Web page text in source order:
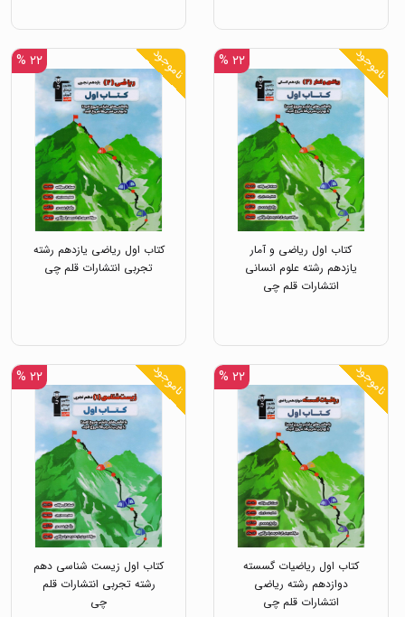
ناموجود ۲۲ %
کتاب اول ریاضی و آمار
یازدهم رشته علوم انسانی
انتشارات قلم چی
ناموجود ۲۲ %
کتاب اول ریاضی یازدهم رشته
تجربی انتشارات قلم چی
ناموجود ۲۲ %
کتاب اول ریاضیات گسسته
دوازدهم رشته ریاضی
انتشارات قلم چی
ناموجود ۲۲ %
کتاب اول زیست شناسی دهم
رشته تجربی انتشارات قلم
چی